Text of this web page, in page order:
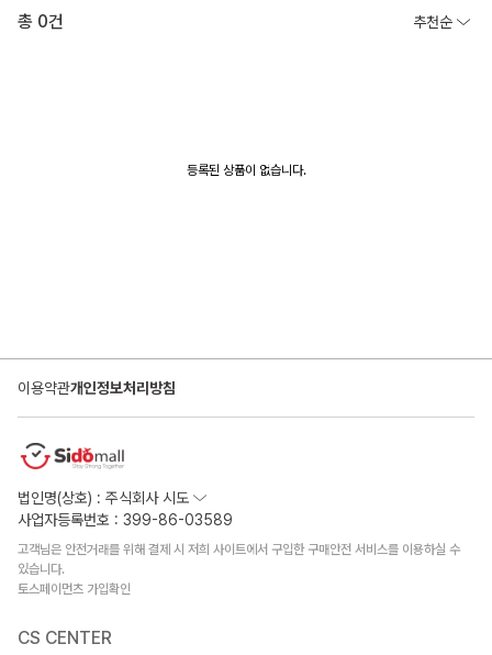
총 0건 추천순
등록된 상품이 없습니다.
이용약관개인정보처리방침
법인명(상호) : 주식회사 시도
사업자등록번호 : 399-86-03589
고객님은 안전거래를 위해 결제 시 저희 사이트에서 구입한 구매안전 서비스를 이용하실 수
있습니다.
토스페이먼츠 가입확인
CS CENTER